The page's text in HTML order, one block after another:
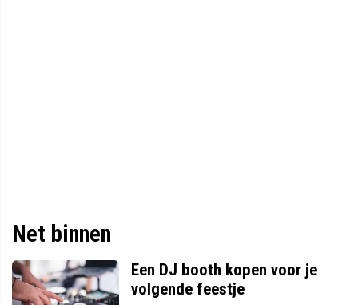
Net binnen
Een DJ booth kopen voor je
volgende feestje